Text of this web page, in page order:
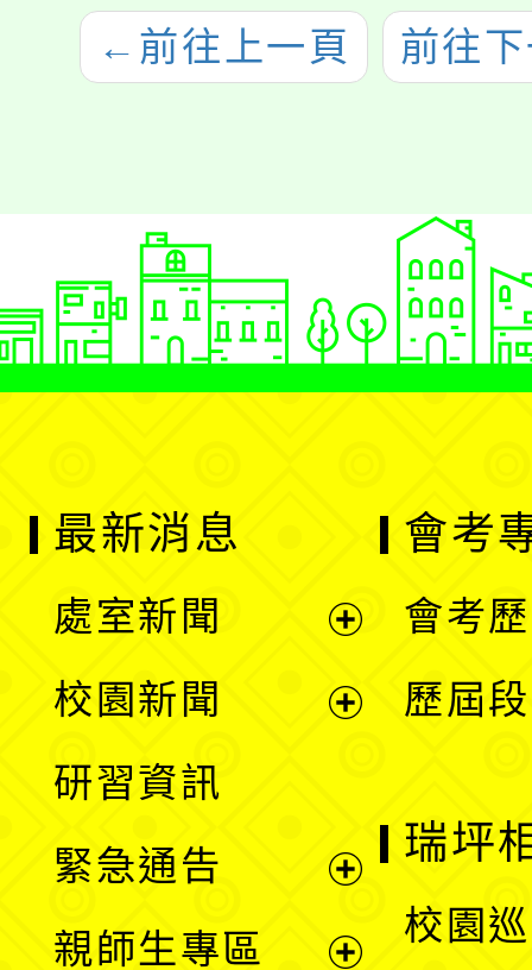
← 前往上一頁 前往
最新消息
處室新聞
單
校園新聞
選
單
研習資訊
緊急通告
親師生專區
會考
會考
歷屆
瑞坪
校園